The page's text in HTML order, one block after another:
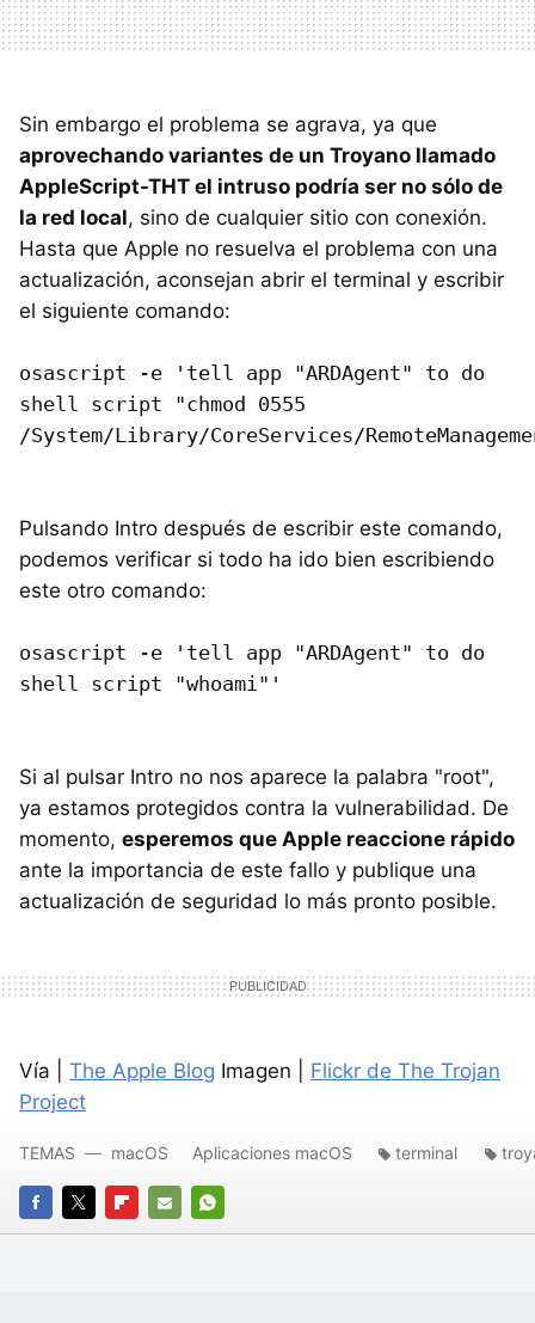
Sin embargo el problema se agrava, ya que
aprovechando variantes de un Troyano llamado
AppleScript-THT el intruso podría ser no sólo de
la red local, sino de cualquier sitio con conexión.
Hasta que Apple no resuelva el problema con una
actualización, aconsejan abrir el terminal y escribir
el siguiente comando:
osascript -e 'tell app "ARDAgent" to do
shell script "chmod 0555
/System/Library/CoreServices/
Pulsando Intro después de escribir este comando,
podemos verificar si todo ha ido bien escribiendo
este otro comando:
osascript -e 'tell app "ARDAgent" to do
shell script "whoami"'
Si al pulsar Intro no nos aparece la palabra "root",
ya estamos protegidos contra la vulnerabilidad. De
momento, esperemos que Apple reaccione rápido
ante la importancia de este fallo y publique una
actualización de seguridad lo más pronto posible.
Vía | The Apple Blog Imagen | Flickr de The Trojan
Project
FACEBOOK
TWITTERFLIPBOARD
E-
WHATSAPP
TEMAS macOS Aplicaciones macOS terminal